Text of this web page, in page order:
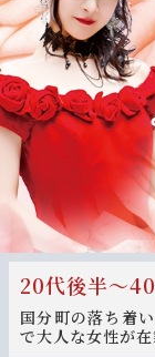
20代後半～
国分町の落ち着
で大人な女性が